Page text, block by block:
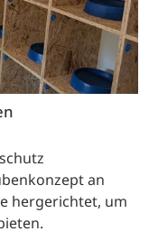
an
hergerichtet, um